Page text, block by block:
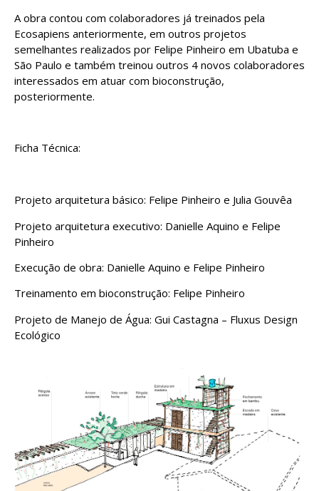
A obra contou com colaboradores já treinados pela
Ecosapiens anteriormente, em outros projetos
semelhantes realizados por Felipe Pinheiro em Ubatuba e
São Paulo e também treinou outros 4 novos colaboradores
interessados em atuar com bioconstrução,
posteriormente.
Ficha Técnica:
Projeto arquitetura básico: Felipe Pinheiro e Julia Gouvêa
Projeto arquitetura executivo: Danielle Aquino e Felipe
Pinheiro
Execução de obra: Danielle Aquino e Felipe Pinheiro
Treinamento em bioconstrução: Felipe Pinheiro
Projeto de Manejo de Água: Gui Castagna – Fluxus Design
Ecológico